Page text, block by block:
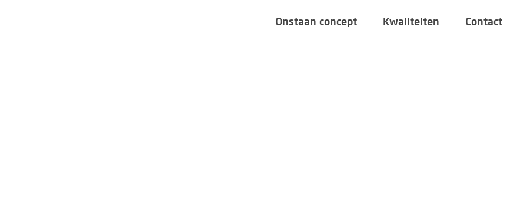
Onstaan concept Kwaliteiten Contact